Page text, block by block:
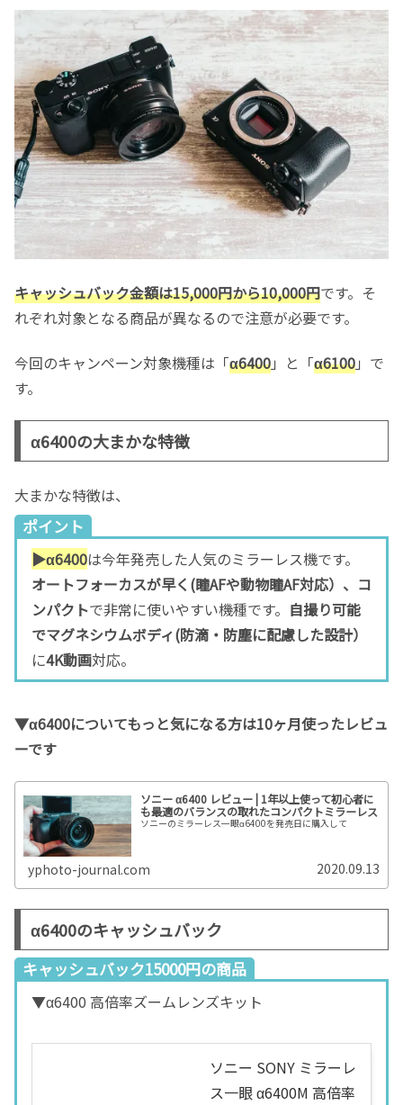
キャッシュバック金額は15,000円から10,000円です。そ
れぞれ対象となる商品が異なるので注意が必要です。
今回のキャンペーン対象機種は「α6400」と「α6100」で
す。
α6400の大まかな特徴
大まかな特徴は、
ポイント
▶︎α6400は今年発売した人気のミラーレス機です。
オートフォーカスが早く(瞳AFや動物瞳AF対応）、コ
ンパクトで非常に使いやすい機種です。 自撮り可能
でマグネシウムボディ(防滴・防塵に配慮した設計）
に4K動画対応。
▼α6400についてもっと気になる方は10ヶ月使ったレビュ
ーです
ソニー α6400 レビュー | 1年以上使って初心者に
も最適のバランスの取れたコンパクトミラーレス
ソニーのミラーレス一眼α6400を発売日に購入して
yphoto-journal.com 2020.09.13
α6400のキャッシュバック
キャッシュバック15000円の商品
▼α6400 高倍率ズームレンズキット
ソニー SONY ミラーレ
ス一眼 α6400M 高倍率